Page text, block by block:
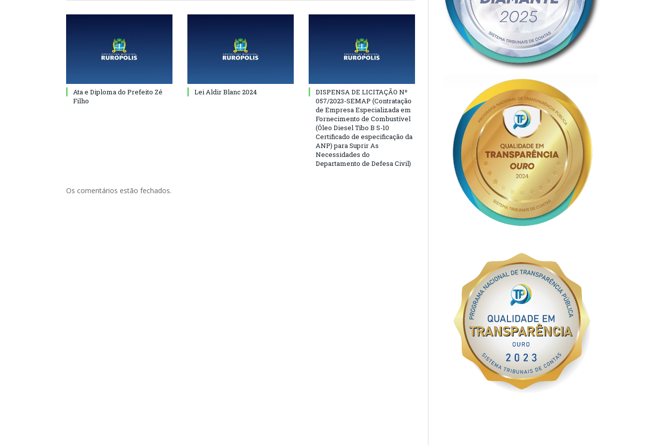
Ata e Diploma do Prefeito Zé
Filho
Lei Aldir Blanc 2024
DISPENSA DE LICITAÇÃO Nº
057/2023-SEMAP (Contratação
de Empresa Especializada em
Fornecimento de Combustível
(Óleo Diesel Tibo B S-10
Certificado de especificação da
ANP) para Suprir As
Necessidades do
Departamento de Defesa Civil)
Os comentários estão fechados.